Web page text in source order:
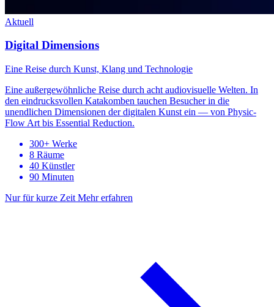
Aktuell
Digital Dimensions
Eine Reise durch Kunst, Klang und Technologie
Eine außergewöhnliche Reise durch acht audiovisuelle Welten. In
den eindrucksvollen Katakomben tauchen Besucher in die
unendlichen Dimensionen der digitalen Kunst ein — von Physic-
Flow Art bis Essential Reduction.
300+ Werke
8 Räume
40 Künstler
90 Minuten
Nur für kurze Zeit Mehr erfahren